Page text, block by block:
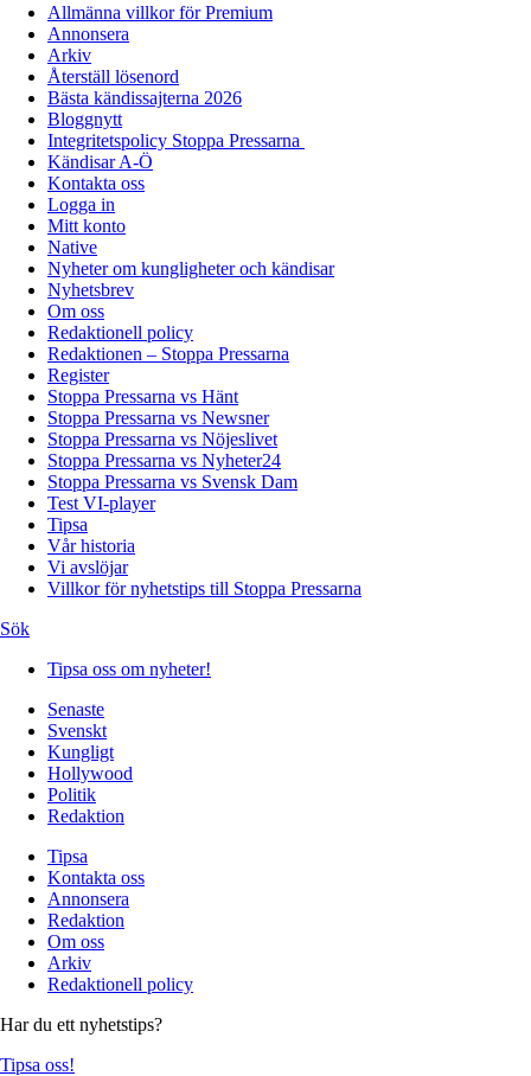
Allmänna villkor för Premium
Annonsera
Arkiv
Återställ lösenord
Bästa kändissajterna 2026
Bloggnytt
Integritetspolicy Stoppa Pressarna
Kändisar A-Ö
Kontakta oss
Logga in
Mitt konto
Native
Nyheter om kungligheter och kändisar
Nyhetsbrev
Om oss
Redaktionell policy
Redaktionen – Stoppa Pressarna
Register
Stoppa Pressarna vs Hänt
Stoppa Pressarna vs Newsner
Stoppa Pressarna vs Nöjeslivet
Stoppa Pressarna vs Nyheter24
Stoppa Pressarna vs Svensk Dam
Test VI-player
Tipsa
Vår historia
Vi avslöjar
Villkor för nyhetstips till Stoppa Pressarna
Sök
Tipsa oss om nyheter!
Senaste
Svenskt
Kungligt
Hollywood
Politik
Redaktion
Tipsa
Kontakta oss
Annonsera
Redaktion
Om oss
Arkiv
Redaktionell policy
Har du ett nyhetstips?
Tipsa oss!